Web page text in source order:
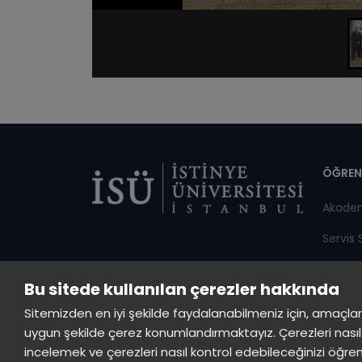
Bu sitede kullanılan çerezler hakkında
Sitemizden en iyi şekilde faydalanabilmeniz için,
uygun şekilde çerez konumlandırmaktayız. Çerezleri nasıl
incelemek ve çerezleri nasıl kontrol edebileceğinizi
Servis